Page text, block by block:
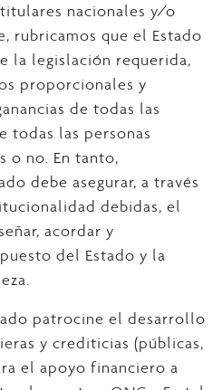
nacionales y/o
rubricamos que el Estado
la legislación requerida,
proporcionales y
de todas las
todas las personas
o no. En tanto,
debe asegurar, a través
debidas, el
acordar y
del Estado y la
patrocine el desarrollo
y crediticias (públicas,
el apoyo financiero a